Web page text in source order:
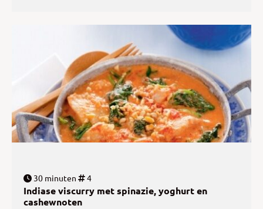
30 minuten 4
Indiase viscurry met spinazie, yoghurt en
cashewnoten